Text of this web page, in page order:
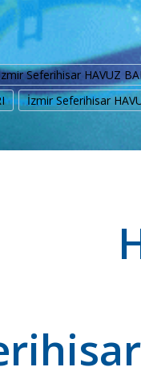
Seferihisar HAVUZ
İzmir Seferihisar